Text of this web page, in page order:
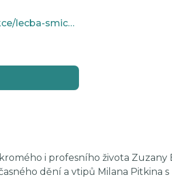
https://www.kulturajablonec.cz/akce/lecba-smichem/
i profesního života Zuzany
dění a vtipů Milana Pitkina